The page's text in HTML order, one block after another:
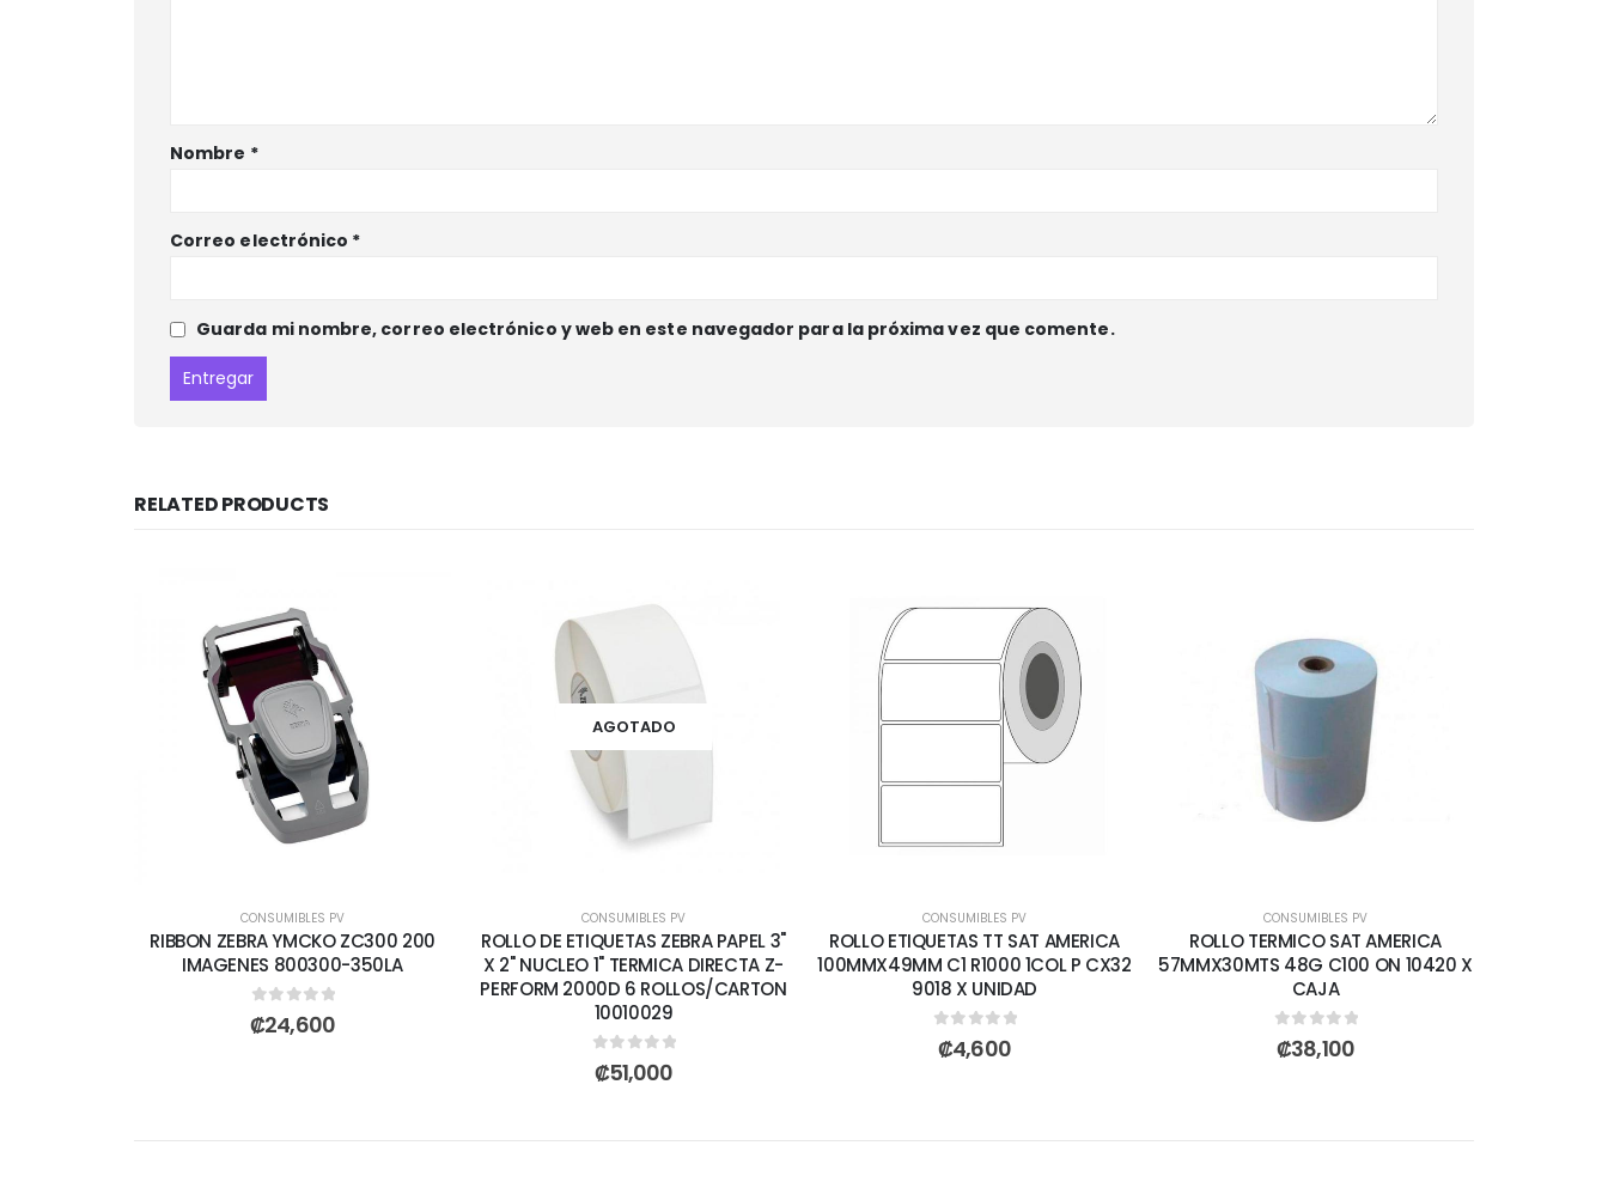
Nombre *
Correo electrónico *
Guarda mi nombre, correo electrónico y web en este navegador para la próxima vez que comente.
RELATED PRODUCTS
CONSUMIBLES PV
RIBBON ZEBRA YMCKO ZC300 200
IMAGENES 800300-350LA
0out of 5
₡24,600
AGOTADO
CONSUMIBLES PV
ROLLO DE ETIQUETAS ZEBRA PAPEL 3"
X 2" NUCLEO 1" TERMICA DIRECTA Z-
PERFORM 2000D 6 ROLLOS/CARTON
10010029
0out of 5
₡51,000
CONSUMIBLES PV
ROLLO ETIQUETAS TT SAT AMERICA
100MMX49MM C1 R1000 1COL P CX32
9018 X UNIDAD
0out of 5
₡4,600
CONSUMIBLES PV
ROLLO TERMICO SAT AMERICA
57MMX30MTS 48G C100 ON 10420 X
CAJA
0out of 5
₡38,100